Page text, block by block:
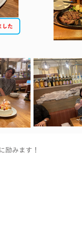
励みます！